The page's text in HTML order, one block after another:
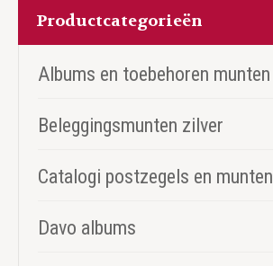
Productcategorieën
Albums en toebehoren munten
Beleggingsmunten zilver
Catalogi postzegels en munten
Davo albums